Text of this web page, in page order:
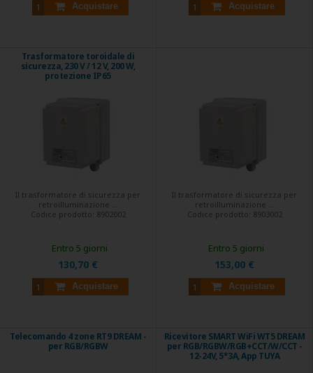
Acquistare Acquistare
Trasformatore toroidale di
sicurezza, 230 V / 12 V, 200 W,
protezione IP65
Il trasformatore di sicurezza per
retroilluminazione ...
Codice prodotto: 8902002
130,70 €
Acquistare
Entro 5 giorni
Il trasformatore di sicurezza per
retroilluminazione ...
Codice prodotto: 8903002
153,00 €
Acquistare
Entro 5 giorni
Telecomando 4 zone RT9 DREAM -
per RGB/RGBW
Ricevitore SMART WiFi WT5 DREAM
per RGB/RGBW/RGB+CCT/W/CCT -
12-24V, 5*3A, App TUYA